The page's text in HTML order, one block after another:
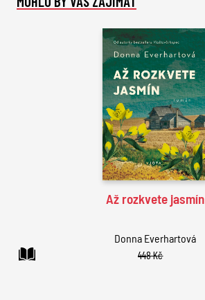
Až rozkvete jasmín
Donna Everhartová
448 Kč